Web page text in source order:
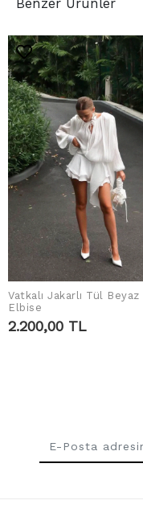
Benzer Ürünler
SEPETE EKLE
Vatkalı Jakarlı Tül Beyaz
Elbise
2.200,00 TL